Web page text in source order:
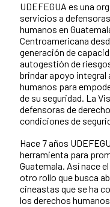
UDEFEGUA es una
servicios a
humanos en
Centroamericana
generación de
autogestión de
brindar apoyo integral
humanos para
de su seguridad. La
defensoras de
condiciones de
Hace 7 años
herramienta para
Guatemala. Así nace
otro rollo que busca
cineastas que se ha
los derechos